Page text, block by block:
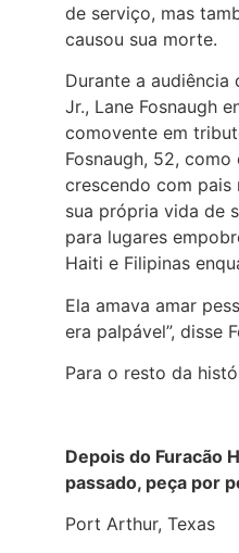
de serviço, mas
causou sua morte.
Durante a audiência
Jr., Lane Fosnaugh
comovente em
Fosnaugh, 52,
crescendo com pais
sua própria vida de
para lugares
Haiti e Filipinas
Ela amava amar
era palpável”, disse
Para o resto da
Depois do Furacão
passado, peça por
Port Arthur, Texas